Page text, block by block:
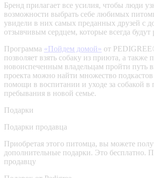
Бренд прилагает все усилия, чтобы люди
возможности выбрать себе любимых
увидели в них самых преданных друзей с
отзывчивым сердцем, которые всегда будут
Программа «Пойдем домой» от
позволяет взять собаку из приюта, а также
новоиспеченным владельцам пройти путь
проекта можно найти множество подкастов
помощи в воспитании и уходе за собакой в
пребывания в новой семье.
Подарки
Подарки продавца
Приобретая этого питомца, вы можете
дополнительные подарки. Это бесплатно.
продавцу